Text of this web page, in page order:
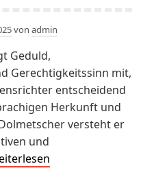
von admin
Geduld,
Gerechtigkeitssinn mit,
entscheidend
Herkunft und
versteht er
und